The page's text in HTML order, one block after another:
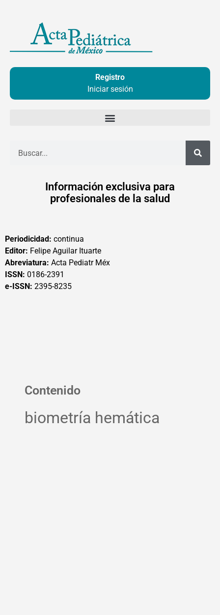
contenido
Registro
Iniciar sesión
Información exclusiva para
profesionales de la salud
Periodicidad: continua
Editor: Felipe Aguilar Ituarte
Abreviatura: Acta Pediatr Méx
ISSN: 0186-2391
e-ISSN: 2395-8235
Contenido
biometría hemática